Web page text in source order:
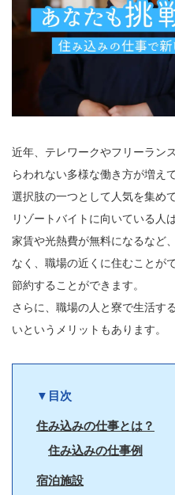
近年、テレワークやフリーラン
らわれない多様な働き方が増え
選択肢の一つとして人気を集め
リゾートバイトに向いている人
家賃や光熱費が無料になるなど
なく、職場の近くに住むことが
節約することができます。
さらに、職場の人と寮で生活す
いというメリットもあります。
▼目次
住み込みの仕事とは？
住み込みの仕事例
宿泊施設